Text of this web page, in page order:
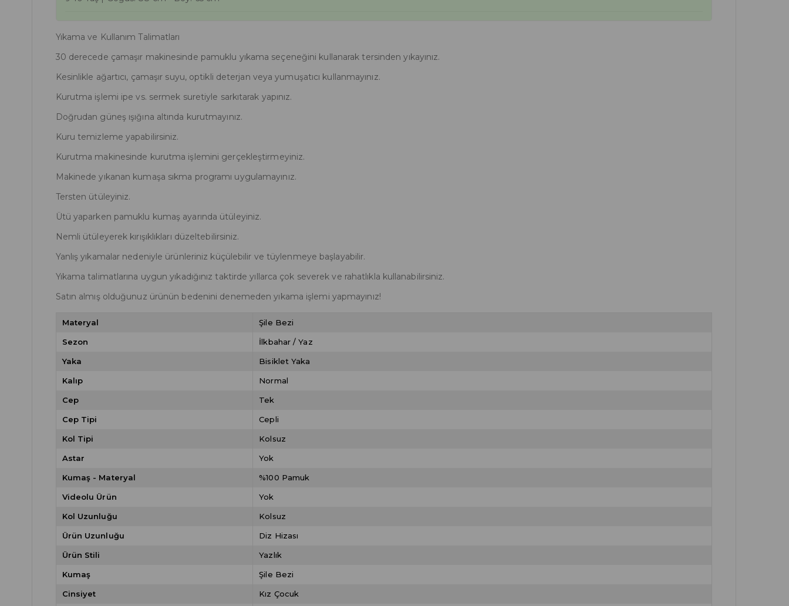
Yıkama ve Kullanım Talimatları
30 derecede çamaşır makinesinde pamuklu yıkama seçeneğini kullanarak tersinden yıkayınız.
Kesinlikle ağartıcı, çamaşır suyu, optikli deterjan veya yumuşatıcı kullanmayınız.
Kurutma işlemi ipe vs. sermek suretiyle sarkıtarak yapınız.
Doğrudan güneş ışığına altında kurutmayınız.
Kuru temizleme yapabilirsiniz.
Kurutma makinesinde kurutma işlemini gerçekleştirmeyiniz.
Makinede yıkanan kumaşa sıkma programı uygulamayınız.
Tersten ütüleyiniz.
Ütü yaparken pamuklu kumaş ayarında ütüleyiniz.
Nemli ütüleyerek kırışıklıkları düzeltebilirsiniz.
Yanlış yıkamalar nedeniyle ürünleriniz küçülebilir ve tüylenmeye başlayabilir.
Yıkama talimatlarına uygun yıkadığınız taktirde yıllarca çok severek ve rahatlıkla kullanabilirsiniz.
Satın almış olduğunuz ürünün bedenini denemeden yıkama işlemi yapmayınız!
Materyal Şile Bezi
Sezon İlkbahar / Yaz
Yaka Bisiklet Yaka
Kalıp Normal
Cep Tek
Cep Tipi Cepli
Kol Tipi Kolsuz
Astar Yok
Kumaş - Materyal %100 Pamuk
Videolu Ürün Yok
Kol Uzunluğu Kolsuz
Ürün Uzunluğu Diz Hizası
Ürün Stili Yazlık
Kumaş Şile Bezi
Cinsiyet Kız Çocuk